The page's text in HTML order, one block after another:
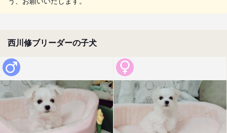
西川修ブリーダーの子犬